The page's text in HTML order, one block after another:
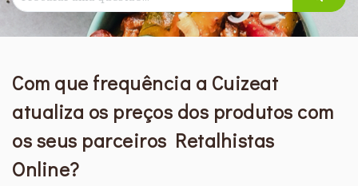
Com que frequência a Cuizeat
atualiza os preços dos produtos com
os seus parceiros Retalhistas
Online?